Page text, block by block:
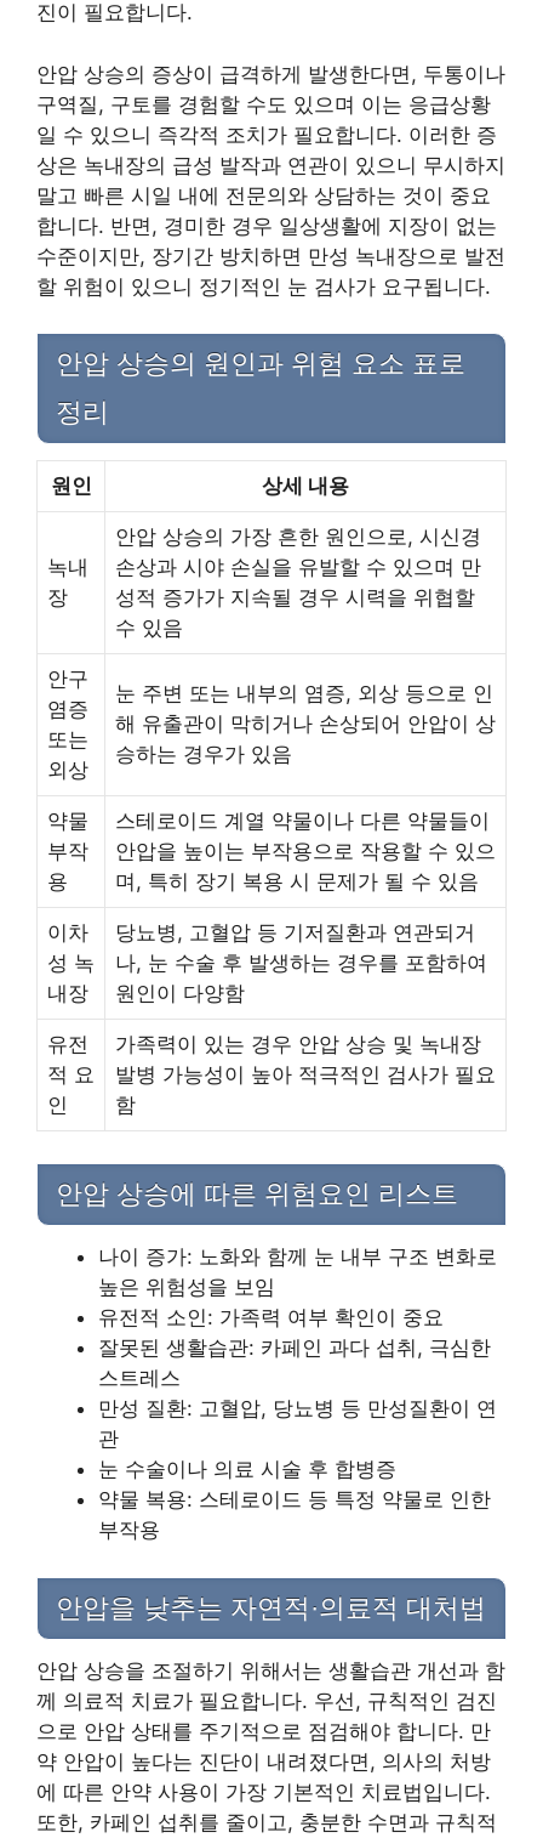
진이 필요합니다.
안압 상승의 증상이 급격하게 발생한다면, 두통이나
구역질, 구토를 경험할 수도 있으며 이는 응급상황
일 수 있으니 즉각적 조치가 필요합니다. 이러한 증
상은 녹내장의 급성 발작과 연관이 있으니 무시하지
말고 빠른 시일 내에 전문의와 상담하는 것이 중요
합니다. 반면, 경미한 경우 일상생활에 지장이 없는
수준이지만, 장기간 방치하면 만성 녹내장으로 발전
할 위험이 있으니 정기적인 눈 검사가 요구됩니다.
안압 상승의 원인과 위험 요소 표로
정리
원인 상세 내용
녹내
장
안압 상승의 가장 흔한 원인으로, 시신경
손상과 시야 손실을 유발할 수 있으며 만
성적 증가가 지속될 경우 시력을 위협할
수 있음
안구
염증
또는
외상
눈 주변 또는 내부의 염증, 외상 등으로 인
해 유출관이 막히거나 손상되어 안압이 상
승하는 경우가 있음
약물
부작
용
스테로이드 계열 약물이나 다른 약물들이
안압을 높이는 부작용으로 작용할 수 있으
며, 특히 장기 복용 시 문제가 될 수 있음
이차
성 녹
내장
당뇨병, 고혈압 등 기저질환과 연관되거
나, 눈 수술 후 발생하는 경우를 포함하여
원인이 다양함
유전
적 요
인
가족력이 있는 경우 안압 상승 및 녹내장
발병 가능성이 높아 적극적인 검사가 필요
함
안압 상승에 따른 위험요인 리스트
나이 증가: 노화와 함께 눈 내부 구조 변화로
높은 위험성을 보임
유전적 소인: 가족력 여부 확인이 중요
잘못된 생활습관: 카페인 과다 섭취, 극심한
스트레스
만성 질환: 고혈압, 당뇨병 등 만성질환이 연
관
눈 수술이나 의료 시술 후 합병증
약물 복용: 스테로이드 등 특정 약물로 인한
부작용
안압을 낮추는 자연적·의료적 대처법
안압 상승을 조절하기 위해서는 생활습관 개선과 함
께 의료적 치료가 필요합니다. 우선, 규칙적인 검진
으로 안압 상태를 주기적으로 점검해야 합니다. 만
약 안압이 높다는 진단이 내려졌다면, 의사의 처방
에 따른 안약 사용이 가장 기본적인 치료법입니다.
또한, 카페인 섭취를 줄이고, 충분한 수면과 규칙적